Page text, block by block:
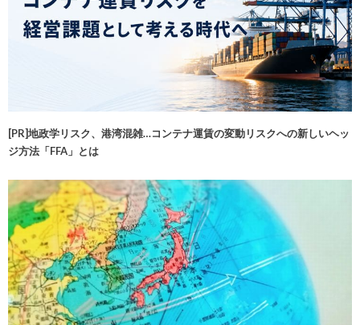
[PR]地政学リスク、港湾混雑…コンテナ運賃の変動リスクへの新しいヘッ
ジ方法「FFA」とは